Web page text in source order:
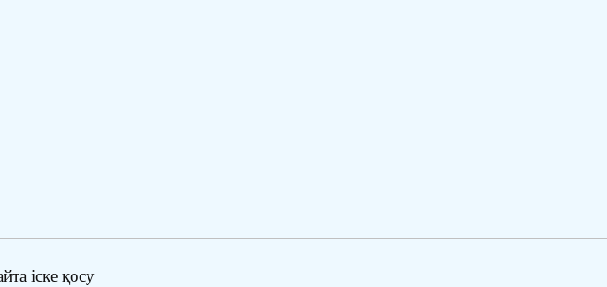
іске қосу